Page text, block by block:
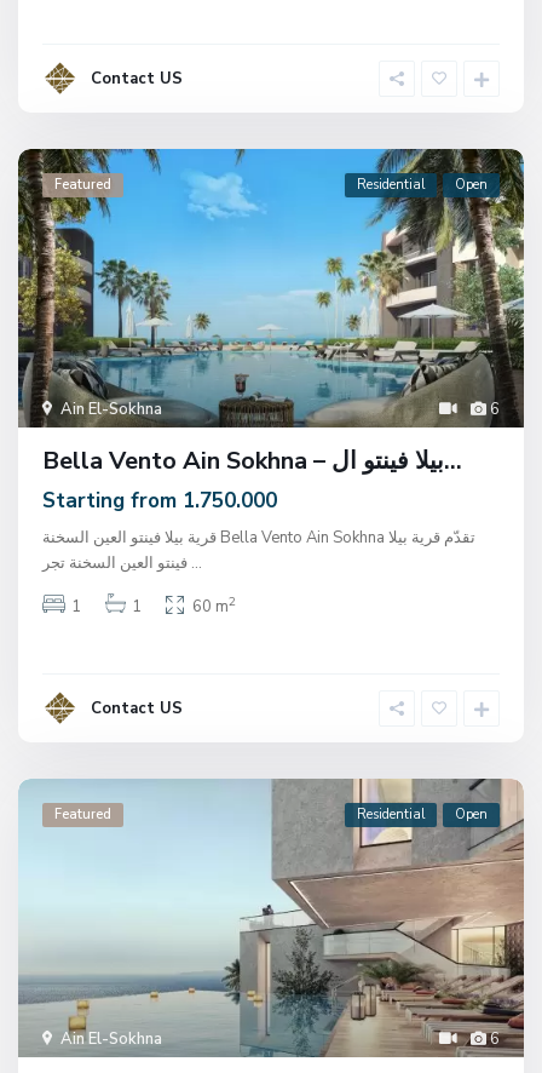
Contact US
6
Ain El-Sokhna
Featured Residential Open
Bella Vento Ain Sokhna – بيلا فينتو ال...
Starting from 1.750.000
قرية بيلا فينتو العين السخنة Bella Vento Ain Sokhna تقدّم قرية بيلا
...
1
1 60 m2
Contact US
6
Ain El-Sokhna
Featured Residential Open